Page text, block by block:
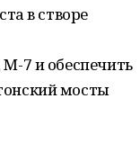
в створе
7 и обеспечить
мосты